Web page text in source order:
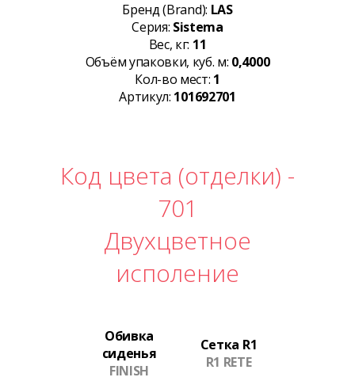
Бренд (Brand): LAS
Серия: Sistema
Вес, кг: 11
Объём упаковки, куб. м: 0,4000
Кол-во мест: 1
Артикул: 101692701
Код цвета (отделки) -
701
Двухцветное
исполение
Обивка
сиденья
FINISH
Сетка R1
R1 RETE